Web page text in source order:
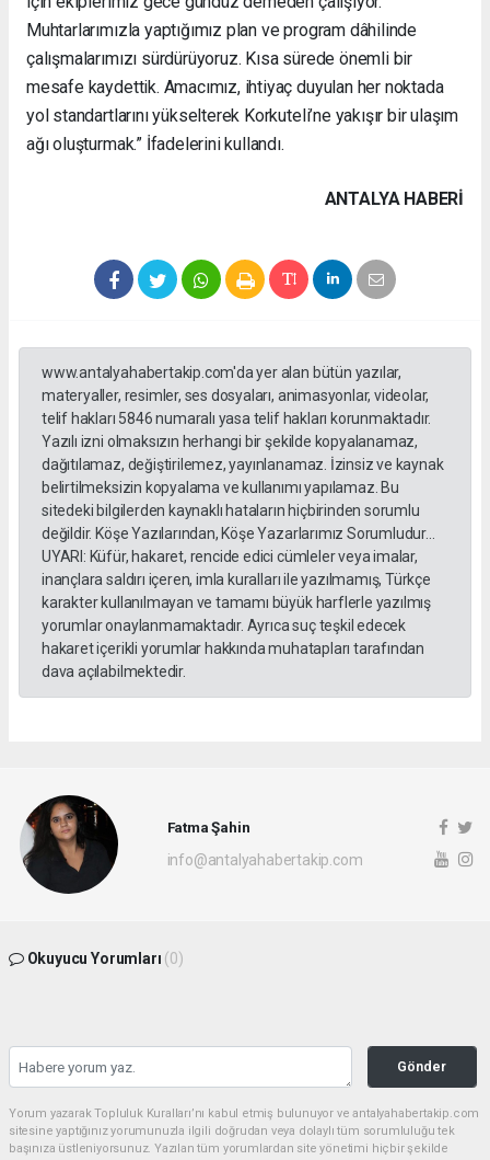
Muhtarlarımızla yaptığımız plan ve program dâhilinde
çalışmalarımızı sürdürüyoruz. Kısa sürede önemli bir
mesafe kaydettik. Amacımız, ihtiyaç duyulan her noktada
yol standartlarını yükselterek Korkuteli’ne yakışır bir ulaşım
ağı oluşturmak.” İfadelerini kullandı.
ANTALYA HABERİ
www.antalyahabertakip.com'da yer alan bütün yazılar,
materyaller, resimler, ses dosyaları, animasyonlar, videolar,
telif hakları 5846 numaralı yasa telif hakları korunmaktadır.
Yazılı izni olmaksızın herhangi bir şekilde kopyalanamaz,
dağıtılamaz, değiştirilemez, yayınlanamaz. İzinsiz ve kaynak
belirtilmeksizin kopyalama ve kullanımı yapılamaz. Bu
sitedeki bilgilerden kaynaklı hataların hiçbirinden sorumlu
değildir. Köşe Yazılarından, Köşe Yazarlarımız Sorumludur...
UYARI: Küfür, hakaret, rencide edici cümleler veya imalar,
inançlara saldırı içeren, imla kuralları ile yazılmamış, Türkçe
karakter kullanılmayan ve tamamı büyük harflerle yazılmış
yorumlar onaylanmamaktadır. Ayrıca suç teşkil edecek
hakaret içerikli yorumlar hakkında muhatapları tarafından
dava açılabilmektedir.
Fatma Şahin
info@antalyahabertakip.com
Okuyucu Yorumları (0)
Gönder
Yorum yazarak Topluluk Kuralları’nı kabul etmiş bulunuyor ve antalyahabertakip.com
sitesine yaptığınız yorumunuzla ilgili doğrudan veya dolaylı tüm sorumluluğu tek
başınıza üstleniyorsunuz. Yazılan tüm yorumlardan site yönetimi hiçbir şekilde